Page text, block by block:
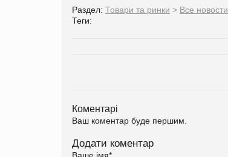
Раздел: Товари та ринки > Все новости
Теги:
Коментарі
Ваш коментар буде першим.
Додати коментар